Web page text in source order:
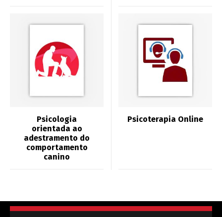
Psicologia
orientada ao
adestramento do
comportamento
canino
Psicoterapia Online